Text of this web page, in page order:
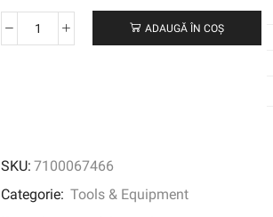
Cantitate
PPS
™,
ADAUGĂ ÎN COȘ
SKU: 7100067466
Categorie: Tools & Equipment